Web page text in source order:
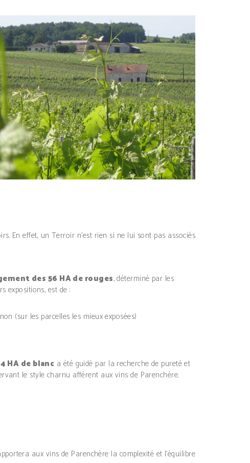
En effet, un Terroir n’est rien si ne lui sont pas associés
des 56 HA de rouges, déterminé par les
expositions, est de :
(sur les parcelles les mieux exposées)
HA de blanc a été guidé par la recherche de pureté et
le style charnu afférent aux vins de Parenchère.
aux vins de Parenchère la complexité et l’équilibre